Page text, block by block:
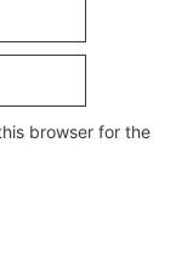
browser for the